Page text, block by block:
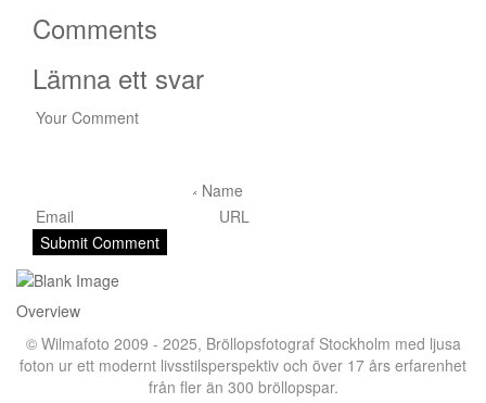
Comments
Lämna ett svar
Overview
© Wilmafoto 2009 - 2025, Bröllopsfotograf Stockholm med ljusa
foton ur ett modernt livsstilsperspektiv och över 17 års erfarenhet
från fler än 300 bröllopspar.